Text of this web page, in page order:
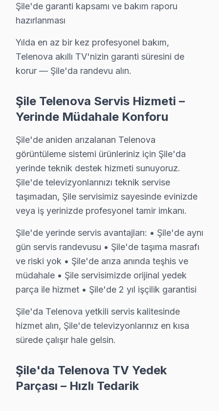
Telenova TV Servis Garanti Belgesi – Yazılı ve İmzalı Güvence
Şile'de Telenova servis hizmetlerimizde sunduğumuz
• Şile'de işçilik garantisi: 2 yıl
• Şile servisimizde yedek parça garantisi: 2 yıl (orijinal
• Şile servisimizde garanti belgesi ve fatura ile kayıt
Şile'de garanti dışı durumlar: Kullanıcı kaynaklı
Şile Merkezli Telenova Teknik servis Bölgesi
Geniş servis ağımızla Şile ve çevre ilçelerde
Hizmet bölgelerimiz:
• Şile merkez ve Şile'nin tüm mahalleleri
• Şile'den komşu ilçelere hızlı erişim
Şile'da Telenova teknik desteği arıyorsanız, aynı gün
Şile Telenova TV Teknik Destek Kapsamımız
Şile'de Telenova akıllı TV sahiplerine sunduğumuz
LED/LCD Panel ve Ekran Onarımı: Renk
Kart Düzeyinde Onarım: Ana kart, güç kartı ve T-
Smart LED TV Platform Sorunları: TV ve
Port ve Bağlantı Tamiri: HDMI, USB ve optik ses
Telenova Servisi Garanti ve Sonrası Destek
Şile'de garanti kapsamı ve bakım raporu
hazırlanması
Yılda en az bir kez profesyonel bakım,
Telenova akıllı TV'nizin garanti süresini de
korur — Şile'da randevu alın.
Şile Telenova Servis Hizmeti –
Yerinde Müdahale Konforu
Şile'de aniden arızalanan Telenova
görüntüleme sistemi ürünleriniz için Şile'da
yerinde teknik destek hizmeti sunuyoruz.
Şile'de televizyonlarınızı teknik servise
taşımadan, Şile servisimiz sayesinde evinizde
veya iş yerinizde profesyonel tamir imkanı.
Şile'de yerinde servis avantajları: • Şile'de aynı
gün servis randevusu • Şile'de taşıma masrafı
ve riski yok • Şile'de arıza anında teşhis ve
müdahale • Şile servisimizde orijinal yedek
parça ile hizmet • Şile'de 2 yıl işçilik garantisi
Şile'da Telenova yetkili servis kalitesinde
hizmet alın, Şile'de televizyonlarınız en kısa
sürede çalışır hale gelsin.
Şile'da Telenova TV Yedek
Parçası – Hızlı Tedarik